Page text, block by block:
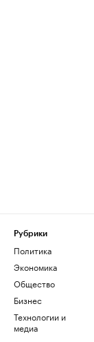
Рубрики
Политика
Экономика
Общество
Бизнес
Технологии и
медиа